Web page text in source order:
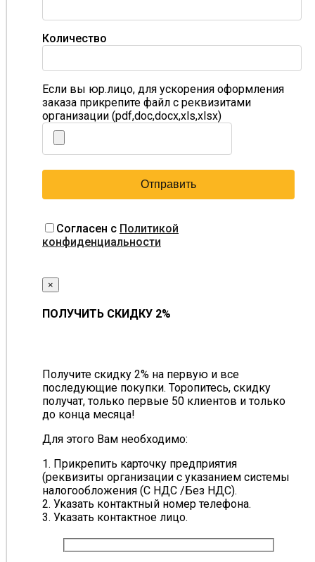
Количество
Если вы юр.лицо, для ускорения оформления
заказа прикрепите файл с реквизитами
организации (pdf,doc,docx,xls,xlsx)
Согласен с Политикой
конфиденциальности
×
ПОЛУЧИТЬ СКИДКУ 2%
Получите скидку 2% на первую и все
последующие покупки. Торопитесь, скидку
получат, только первые 50 клиентов и только
до конца месяца!
Для этого Вам необходимо:
1. Прикрепить карточку предприятия
(реквизиты организации с указанием системы
налогообложения (С НДС /Без НДС).
2. Указать контактный номер телефона.
3. Указать контактное лицо.